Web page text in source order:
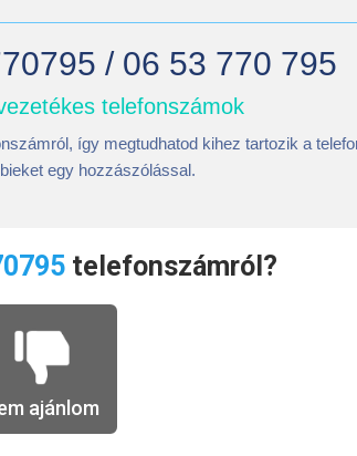
/ 06 53 770 795
telefonszámok
így megtudhatod kihez tartozik a
egy hozzászólással.
telefonszámról?
ajánlom